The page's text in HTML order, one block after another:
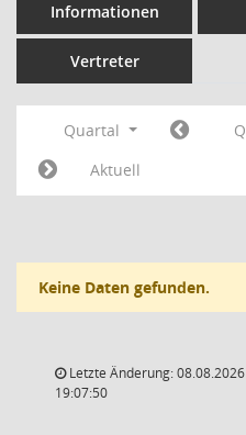
Informationen
Vertreter
Quartal
Aktuell
Keine Daten gefunden.
Letzte Änderung: 08.08.2026
19:07:50